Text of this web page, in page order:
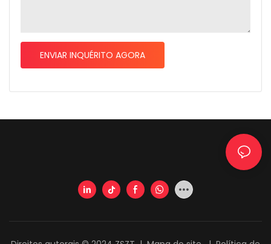
ENVIAR INQUÉRITO AGORA